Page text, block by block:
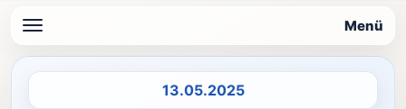
Menü
Datum auswählen